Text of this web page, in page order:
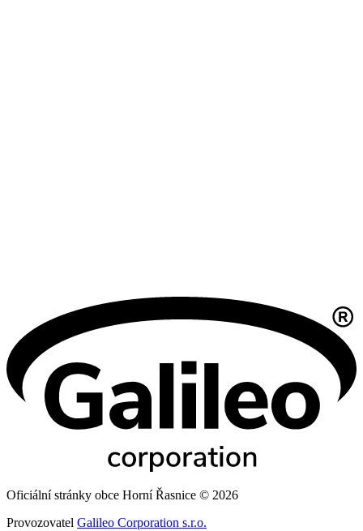
Oficiální stránky obce Horní Řasnice © 2026
Provozovatel Galileo Corporation s.r.o.